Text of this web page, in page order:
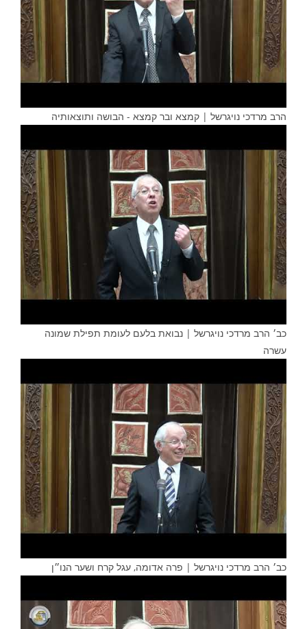
הרב מרדכי נויגרשל | קמצא ובר קמצא - הבושה ותוצאותיה
כב׳ הרב מרדכי נויגרשל | נבואת בלעם לעומת תפילת שמונה
עשרה
כב׳ הרב מרדכי נויגרשל | פרה אדומה, עגל קרח ושער הנו״ן